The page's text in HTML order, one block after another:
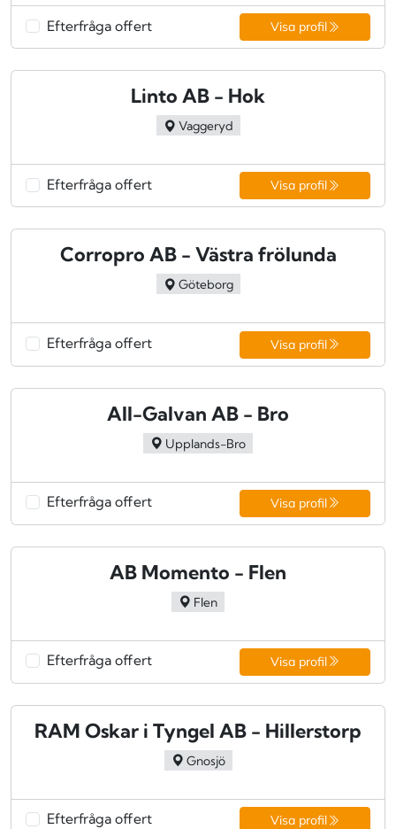
Efterfråga offert Visa profil
Linto AB - Hok
Vaggeryd
Efterfråga offert Visa profil
Corropro AB - Västra frölunda
Göteborg
Efterfråga offert Visa profil
All-Galvan AB - Bro
Upplands-Bro
Efterfråga offert Visa profil
AB Momento - Flen
Flen
Efterfråga offert Visa profil
RAM Oskar i Tyngel AB - Hillerstorp
Gnosjö
Efterfråga offert Visa profil